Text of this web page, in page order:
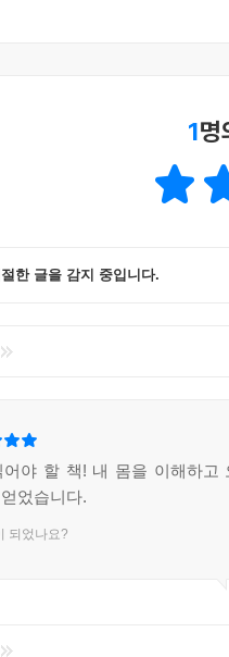
1명
한 글을 감지 중입니다.
어야 할 책! 내 몸을 이해하고
었습니다.
되었나요?